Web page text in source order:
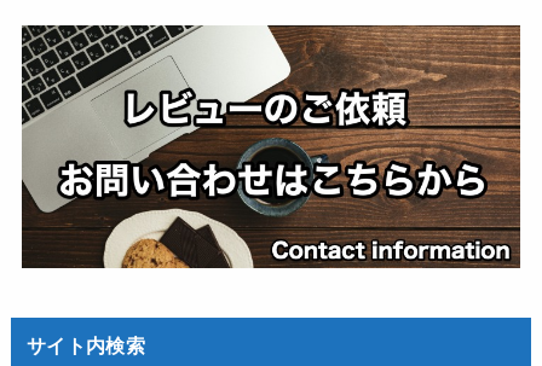
サイト内検索